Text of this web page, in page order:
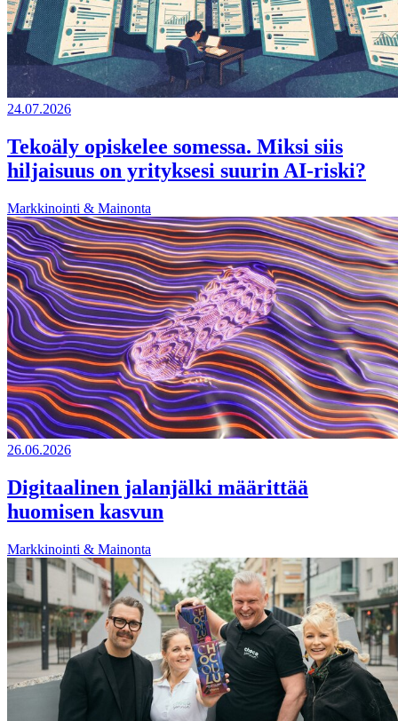
24.07.2026
Tekoäly opiskelee somessa. Miksi siis
hiljaisuus on yrityksesi suurin AI-riski?
Markkinointi & Mainonta
26.06.2026
Digitaalinen jalanjälki määrittää
huomisen kasvun
Markkinointi & Mainonta